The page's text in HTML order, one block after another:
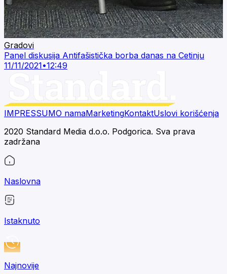
Gradovi
Panel diskusija Antifašistička borba danas na Cetinju
11/11/2021•12:49
IMPRESSUMO namaMarketingKontaktUslovi korišćenja
2020 Standard Media d.o.o. Podgorica. Sva prava
zadržana
Naslovna
Istaknuto
Najnovije